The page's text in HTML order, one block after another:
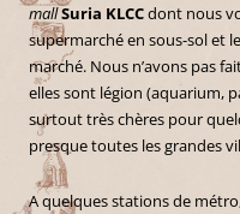
mallSuria KLCCdont nous
supermarché en sous-sol et le
marché. Nous n’avons pas
elles sont légion (aquarium,
surtout très chères pour
presque toutes les grandes
A quelques stations de